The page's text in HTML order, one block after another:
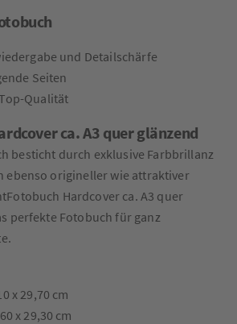
und Detailschärfe
Seiten
Qualität
ca. A3 quer glänzend
besticht durch exklusive Farbbrillanz
ebenso origineller wie attraktiver
Hardcover ca. A3 quer
perfekte Fotobuch für ganz
x 29,70 cm
x 29,30 cm